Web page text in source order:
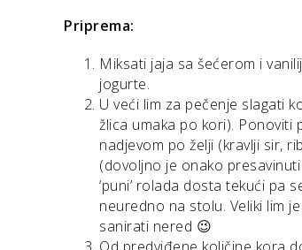
Priprema:
Miksati jaja sa šećerom i
jogurte.
U veći lim za pečenje slagati
žlica umaka po kori).
nadjevom po želji (kravlji sir,
(dovoljno je onako
‘puni’ rolada dosta tekući pa
neuredno na stolu. Veliki lim
sanirati nered 😉